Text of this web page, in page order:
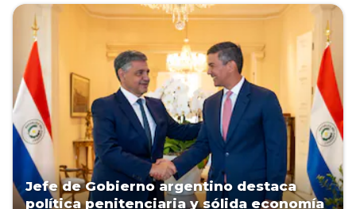
Jefe de Gobierno argentino destaca
política penitenciaria y sólida economía